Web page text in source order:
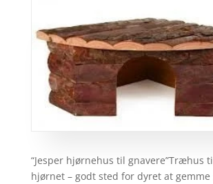
“Jesper hjørnehus til gnavere”Træhus
hjørnet – godt sted for dyret at gemme